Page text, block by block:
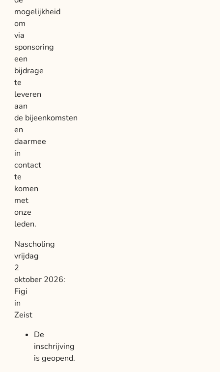
mogelijkheid
om
via
sponsoring
een
bijdrage
te
leveren
aan
de bijeenkomsten
en
daarmee
in
contact
te
komen
met
onze
leden.
Nascholing
vrijdag
2
oktober 2026:
Figi
in
Zeist
De
inschrijving
is geopend.